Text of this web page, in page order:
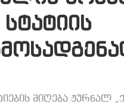
სტატიის
მიღება ჟურნალ